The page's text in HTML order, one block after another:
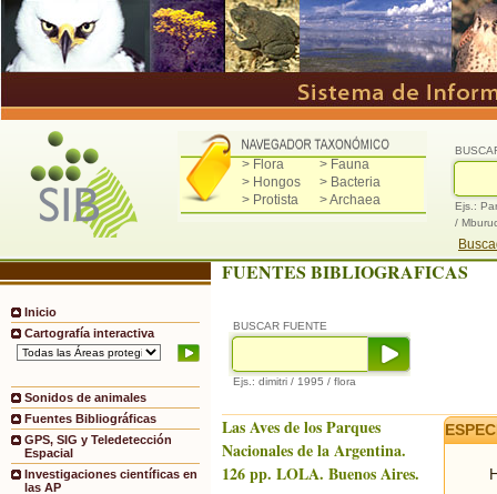
> Flora
> Fauna
> Hongos
> Bacteria
> Protista
> Archaea
Ejs.:
/
Inicio
Cartografía interactiva
Sonidos de animales
Fuentes Bibliográficas
GPS, SIG y Teledetección
Espacial
Investigaciones científicas en
las AP
FUENTES BIBLIOGRAFICAS
BUSCAR FUENTE
Ejs.: dimitri / 1995 / flora
Las Aves de los Parques
Nacionales de la Argentina.
126 pp. LOLA. Buenos Aires.